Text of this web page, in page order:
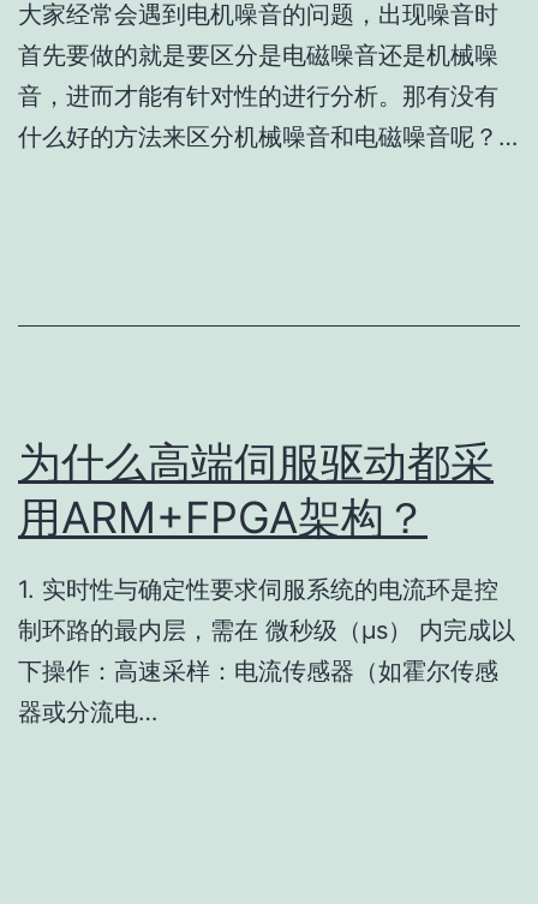
大家经常会遇到电机噪音的问题，出现噪音时
首先要做的就是要区分是电磁噪音还是机械噪
音，进而才能有针对性的进行分析。那有没有
什么好的方法来区分机械噪音和电磁噪音呢？…
为什么高端伺服驱动都采
用ARM+FPGA架构？
1. 实时性与确定性要求伺服系统的电流环是控
制环路的最内层，需在 微秒级（μs） 内完成以
下操作：高速采样：电流传感器（如霍尔传感
器或分流电…